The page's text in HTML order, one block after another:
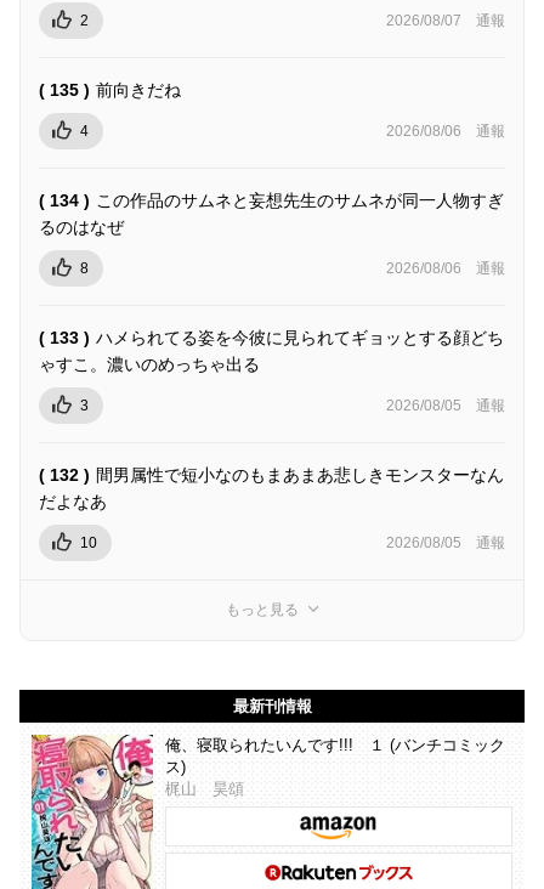
2 2026/08/07 通報
( 135 ) 前向きだね
4 2026/08/06 通報
( 134 ) この作品のサムネと妄想先生のサムネが同一人物すぎ
るのはなぜ
8 2026/08/06 通報
( 133 ) ハメられてる姿を今彼に見られてギョッとする顔どち
ゃすこ。濃いのめっちゃ出る
3 2026/08/05 通報
( 132 ) 間男属性で短小なのもまあまあ悲しきモンスターなん
だよなあ
10 2026/08/05 通報
もっと見る
最新刊情報
俺、寝取られたいんです!!! １ (バンチコミック
ス)
梶山 昊頌